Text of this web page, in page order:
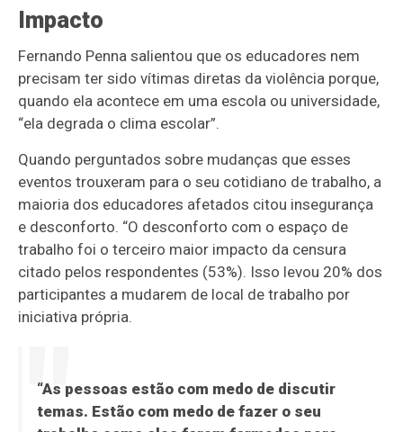
Impacto
Fernando Penna salientou que os educadores nem
precisam ter sido vítimas diretas da violência porque,
quando ela acontece em uma escola ou universidade,
“ela degrada o clima escolar”.
Quando perguntados sobre mudanças que esses
eventos trouxeram para o seu cotidiano de trabalho, a
maioria dos educadores afetados citou insegurança
e desconforto. “O desconforto com o espaço de
trabalho foi o terceiro maior impacto da censura
citado pelos respondentes (53%). Isso levou 20% dos
participantes a mudarem de local de trabalho por
iniciativa própria.
“As pessoas estão com medo de discutir
temas. Estão com medo de fazer o seu